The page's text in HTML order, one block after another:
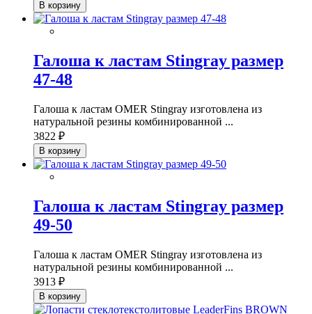
В корзину
Галоша к ластам Stingray размер
47-48
Галоша к ластам OMER Stingray изготовлена из
натуральной резины комбинированной ...
3822 ₽
В корзину
Галоша к ластам Stingray размер
49-50
Галоша к ластам OMER Stingray изготовлена из
натуральной резины комбинированной ...
3913 ₽
В корзину